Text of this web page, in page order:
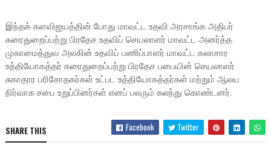
இந்தக் களவிஜயத்தின் போது மாவட்ட உதவி அரசாங்க அதிபர்
கரைதுறைப்பற்று பிரதேச உதவிப் செயலாளர் மாவட்ட அனர்த்த
முகாமைத்துவ அலகின் உதவிப் பணிப்பாளர் மாவட்ட கலாசார
உத்தியோகத்தர் கரைதுறைப்பற்று பிரதேச பபையின் செயலாளர்
சுகாதார பரிசோதகர்கள் உட்பட உத்தியோகத்தர்கள் மற்றும் ஆலய
நிர்வாக சபை உறுப்பினர்கள் எனப் பலரும் கலந்து கொண்டனர்.
SHARE THIS Facebook Twitter